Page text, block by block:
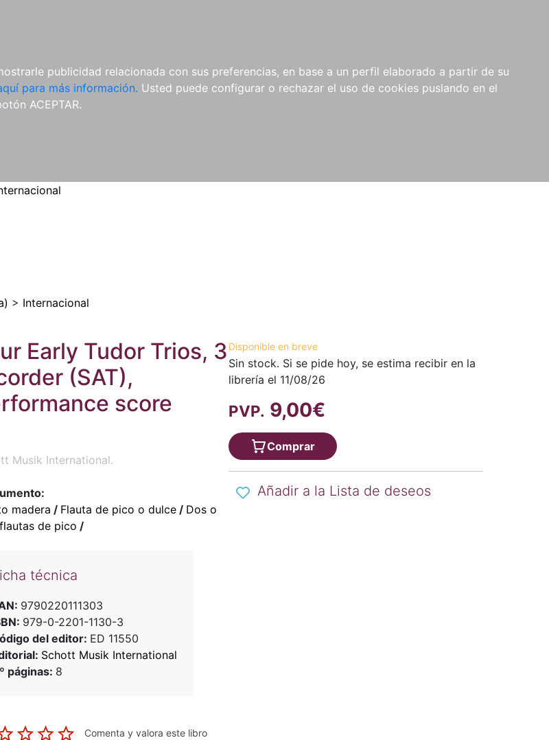
publicidad relacionada con sus preferencias, en base a un perfil elaborado a partir de su
para más información. Usted puede configurar o rechazar el uso de cookies puslando en el
ACEPTAR.
REVISTAS
CDS Y
DVDS
MATERIAL
COMPLEMENTARIO
NOVEDADES NOTICIAS
COMPRAS
INSTITUCIONALES
> Internacional
Early Tudor Trios, 3
(SAT),
score
Musik International.
madera / Flauta de pico o dulce/ Dos o
de pico /
técnica
9790220111303
979-0-2201-1130-3
del editor: ED 11550
Schott Musik International
páginas: 8
Comenta y valora este libro
Disponible en breve
Sin stock. Si se pide hoy, se estima recibir en la
librería el 11/08/26
PVP. 9,00€
Comprar
Añadir a la Lista de deseos